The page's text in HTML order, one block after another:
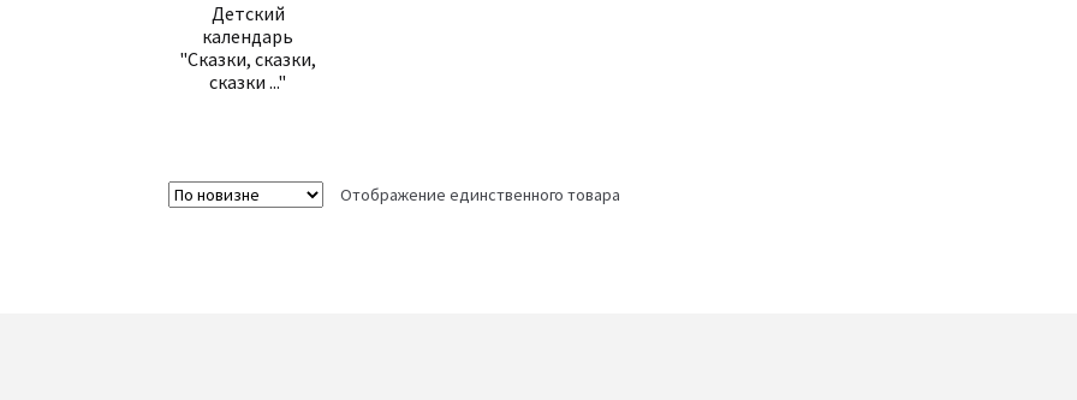
Детский
календарь
"Сказки, сказки,
сказки ..."
Отображение единственного товара